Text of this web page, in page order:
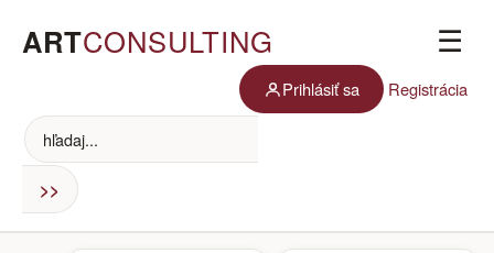
ARTCONSULTING ☰
Prihlásiť sa Registrácia